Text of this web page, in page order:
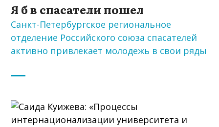
Я б в спасатели пошел
Санкт-Петербургское региональное
отделение Российского союза спасателей
активно привлекает молодежь в свои ряды